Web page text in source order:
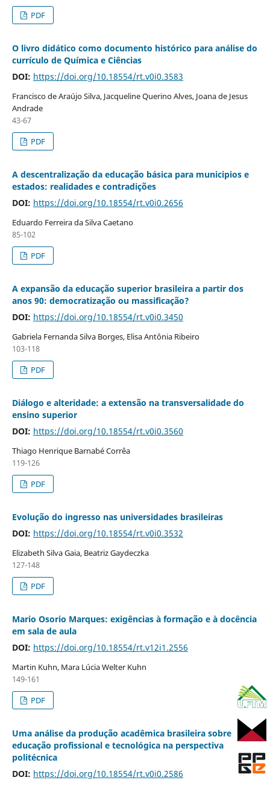
PDF
O livro didático como documento histórico para análise do
currículo de Química e Ciências
DOI: https://doi.org/10.18554/rt.v0i0.3583
Francisco de Araújo Silva, Jacqueline Querino Alves, Joana de Jesus
Andrade
43-67
PDF
A descentralização da educação básica para municipios e
estados: realidades e contradições
DOI: https://doi.org/10.18554/rt.v0i0.2656
Eduardo Ferreira da Silva Caetano
85-102
PDF
A expansão da educação superior brasileira a partir dos
anos 90: democratização ou massificação?
DOI: https://doi.org/10.18554/rt.v0i0.3450
Gabriela Fernanda Silva Borges, Elisa Antônia Ribeiro
103-118
PDF
Diálogo e alteridade: a extensão na transversalidade do
ensino superior
DOI: https://doi.org/10.18554/rt.v0i0.3560
Thiago Henrique Barnabé Corrêa
119-126
PDF
Evolução do ingresso nas universidades brasileiras
DOI: https://doi.org/10.18554/rt.v0i0.3532
Elizabeth Silva Gaia, Beatriz Gaydeczka
127-148
PDF
Mario Osorio Marques: exigências à formação e à docência
em sala de aula
DOI: https://doi.org/10.18554/rt.v12i1.2556
Martin Kuhn, Mara Lúcia Welter Kuhn
149-161
PDF
Uma análise da produção acadêmica brasileira sobre
educação profissional e tecnológica na perspectiva
politécnica
DOI: https://doi.org/10.18554/rt.v0i0.2586